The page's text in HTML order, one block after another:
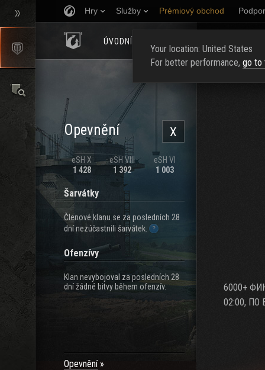
Hry Služby Prémiový obchod
ÚVODNÍ STRÁNKA
X
Opevnění
eSH X
1 428
eSH VIII
1 392
eSH VI
1 003
Šarvátky
Členové klanu se za posledních 28
dní nezúčastnili šarvátek.
Ofenzívy
Klan nevybojoval za posledních 28
dní žádné bitvy během ofenzív.
Opevnění
6000+
02:00,
Your location: United States
For better performance, go to